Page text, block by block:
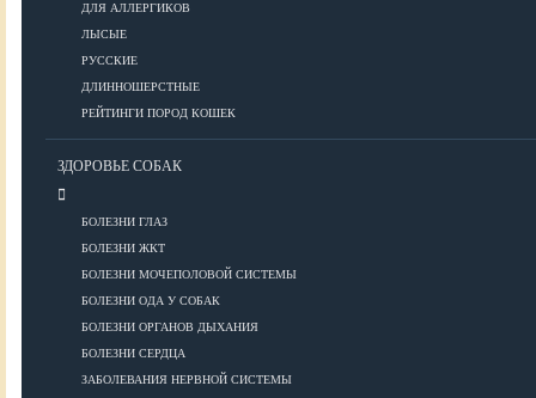
ДЛЯ АЛЛЕРГИКОВ
ЛЫСЫЕ
РУССКИЕ
ДЛИННОШЕРСТНЫЕ
РЕЙТИНГИ ПОРОД КОШЕК
ЗДОРОВЬЕ СОБАК
БОЛЕЗНИ ГЛАЗ
БОЛЕЗНИ ЖКТ
БОЛЕЗНИ МОЧЕПОЛОВОЙ СИСТЕМЫ
БОЛЕЗНИ ОДА У СОБАК
БОЛЕЗНИ ОРГАНОВ ДЫХАНИЯ
БОЛЕЗНИ СЕРДЦА
ЗАБОЛЕВАНИЯ НЕРВНОЙ СИСТЕМЫ
Корма эконом класса
ПИТАНИЕ
Кормление котят
Кормление кошек
Диетическое и лечебное кормление
ПОРОДЫ